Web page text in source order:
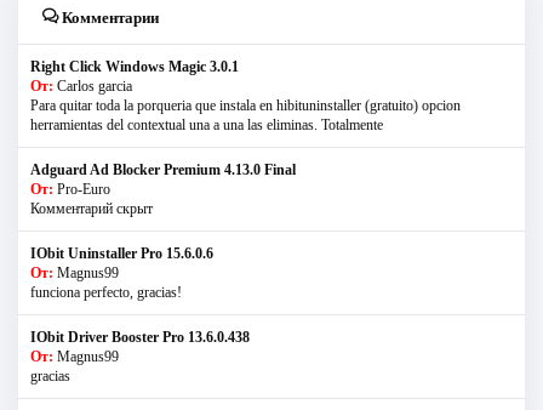
Комментарии
Right Click Windows Magic 3.0.1
От: Carlos garcia
Para quitar toda la porqueria que instala en hibituninstaller (gratuito) opcion
herramientas del contextual una a una las eliminas. Totalmente
Adguard Ad Blocker Premium 4.13.0 Final
От: Pro-Euro
Комментарий скрыт
IObit Uninstaller Pro 15.6.0.6
От: Magnus99
funciona perfecto, gracias!
IObit Driver Booster Pro 13.6.0.438
От: Magnus99
gracias